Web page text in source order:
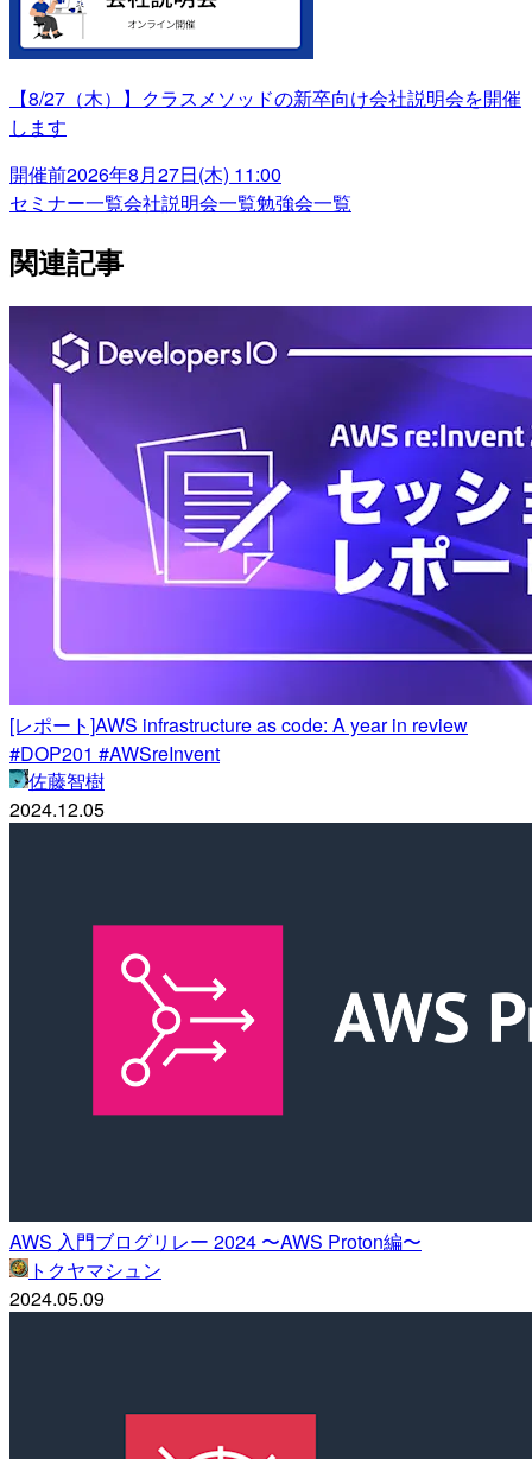
【8/27（木）】クラスメソッドの新卒向け会社説明会を開催
します
開催前2026年8月27日(木) 11:00
セミナー一覧会社説明会一覧勉強会一覧
関連記事
[レポート]AWS infrastructure as code: A year in review
#DOP201 #AWSreInvent
佐藤智樹
2024.12.05
AWS 入門ブログリレー 2024 〜AWS Proton編〜
トクヤマシュン
2024.05.09